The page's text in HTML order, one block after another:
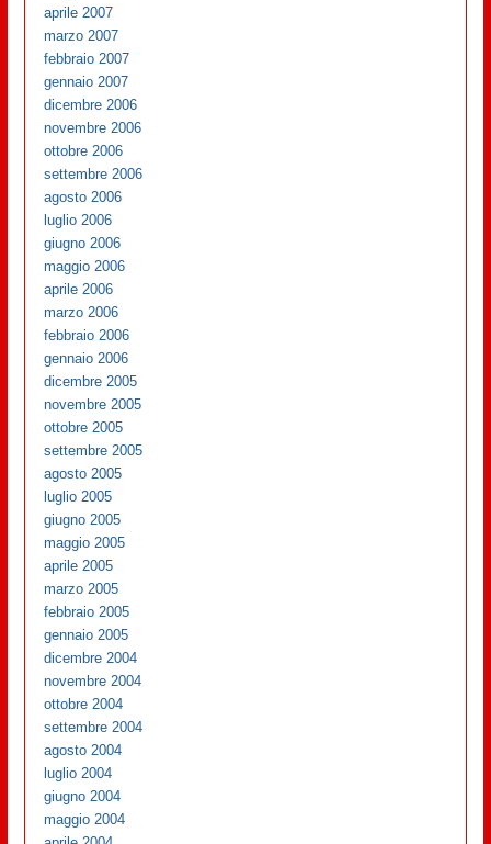
aprile 2007
marzo 2007
febbraio 2007
gennaio 2007
dicembre 2006
novembre 2006
ottobre 2006
settembre 2006
agosto 2006
luglio 2006
giugno 2006
maggio 2006
aprile 2006
marzo 2006
febbraio 2006
gennaio 2006
dicembre 2005
novembre 2005
ottobre 2005
settembre 2005
agosto 2005
luglio 2005
giugno 2005
maggio 2005
aprile 2005
marzo 2005
febbraio 2005
gennaio 2005
dicembre 2004
novembre 2004
ottobre 2004
settembre 2004
agosto 2004
luglio 2004
giugno 2004
maggio 2004